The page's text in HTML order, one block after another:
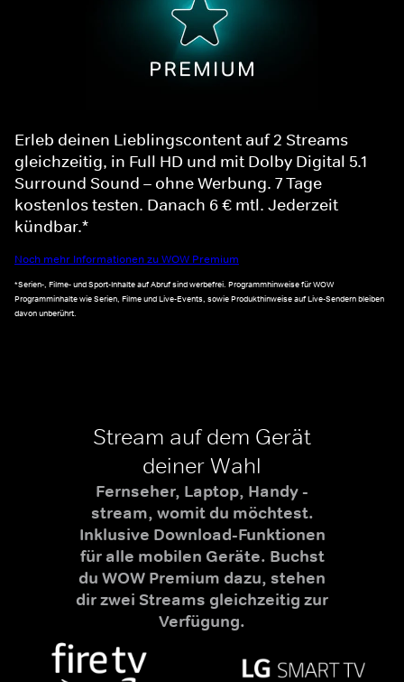
Erleb deinen Lieblingscontent auf 2 Streams
gleichzeitig, in Full HD und mit Dolby Digital 5.1
Surround Sound – ohne Werbung. 7 Tage
kostenlos testen. Danach 6 € mtl. Jederzeit
kündbar.*
Noch mehr Informationen zu WOW Premium
*Serien-, Filme- und Sport-Inhalte auf Abruf sind werbefrei. Programmhinweise für WOW
Programminhalte wie Serien, Filme und Live-Events, sowie Produkthinweise auf Live-Sendern bleiben
davon unberührt.
Stream auf dem Gerät
deiner Wahl
Fernseher, Laptop, Handy -
stream, womit du möchtest.
Inklusive Download-Funktionen
für alle mobilen Geräte. Buchst
du WOW Premium dazu, stehen
dir zwei Streams gleichzeitig zur
Verfügung.